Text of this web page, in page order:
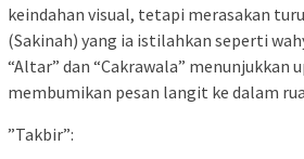
keindahan visual, tetapi merasakan
(Sakinah) yang ia istilahkan seperti
“Altar” dan “Cakrawala” menunjukkan
membumikan pesan langit ke dalam
​”Takbir”: